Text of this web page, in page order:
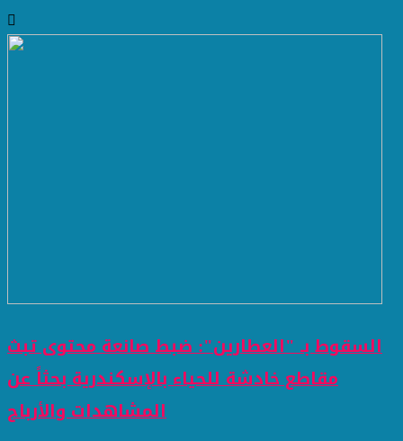
السقوط بـ "العطارين": ضبط صانعة محتوى تبث
مقاطع خادشة للحياء بالإسكندرية بحثاً عن
المشاهدات والأرباح